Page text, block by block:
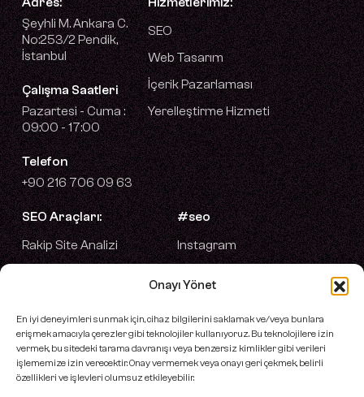
Onayı Yönet
En iyi deneyimleri sunmak için, cihaz bilgilerini saklamak ve/veya bunlara
erişmek amacıyla çerezler gibi teknolojiler kullanıyoruz. Bu teknolojilere izin
vermek, bu sitedeki tarama davranışı veya benzersiz kimlikler gibi verileri
işlememize izin verecektir. Onay vermemek veya onayı geri çekmek, belirli
özellikleri ve işlevleri olumsuz etkileyebilir.
Şeyhli M. Ankara C.
No:253/2 Pendik,
İstanbul
Çalışma Saatleri
Pazartesi - Cuma :
09:00 - 17:00
Telefon
+90 216 706 09 63
SEO
Web Tasarım
İçerik Pazarlaması
Yerelleştirme Hizmeti
SEO Araçları:
Rakip Site Analizi
#seo
Instagram